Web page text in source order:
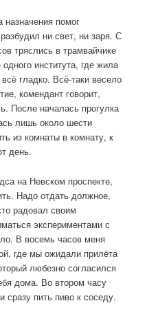
помог
ни свет, ни заря. С
тряслись в трамвайчике
института, где жила
гладко. Всё-таки весело
комендант говорит,
После началась прогулка
лишь около шести
из комнаты в комнату, к
день.
на Невском проспекте,
Надо отдать должное,
радовал своим
экспериментами с
В восемь часов меня
где мы ожидали прилёта
любезно согласился
дома. Во втором часу
пить пиво к соседу.